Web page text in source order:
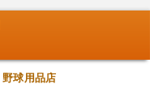
野球用品店